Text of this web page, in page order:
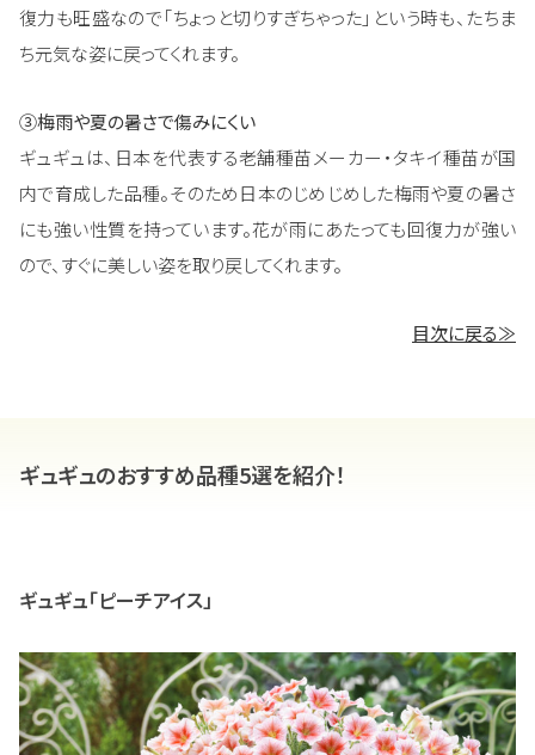
復力も旺盛なので「ちょっと切りすぎちゃった」という時も、たちま
ち元気な姿に戻ってくれます。
➂梅雨や夏の暑さで傷みにくい
ギュギュは、日本を代表する老舗種苗メーカー・タキイ種苗が国
内で育成した品種。そのため日本のじめじめした梅雨や夏の暑さ
にも強い性質を持っています。花が雨にあたっても回復力が強い
ので、すぐに美しい姿を取り戻してくれます。
目次に戻る≫
ギュギュのおすすめ品種5選を紹介！
ギュギュ「ピーチアイス」